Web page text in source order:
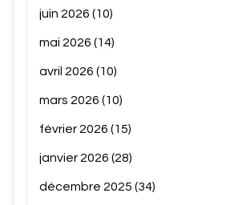
juin 2026 (10)
mai 2026 (14)
avril 2026 (10)
mars 2026 (10)
février 2026 (15)
janvier 2026 (28)
décembre 2025 (34)